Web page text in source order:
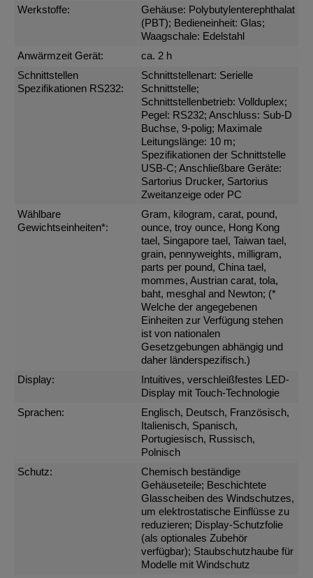
Werkstoffe:
Gehäuse: Polybutylenterephthalat
(PBT); Bedieneinheit: Glas;
Waagschale: Edelstahl
Anwärmzeit Gerät:
ca. 2 h
Schnittstellen
Spezifikationen RS232:
Schnittstellenart: Serielle
Schnittstelle;
Schnittstellenbetrieb: Vollduplex;
Pegel: RS232; Anschluss: Sub-D
Buchse, 9-polig; Maximale
Leitungslänge: 10 m;
Spezifikationen der Schnittstelle
USB-C; Anschließbare Geräte:
Sartorius Drucker, Sartorius
Zweitanzeige oder PC
Wählbare
Gewichtseinheiten*:
Gram, kilogram, carat, pound,
ounce, troy ounce, Hong Kong
tael, Singapore tael, Taiwan tael,
grain, pennyweights, milligram,
parts per pound, China tael,
mommes, Austrian carat, tola,
baht, mesghal and Newton; (*
Welche der angegebenen
Einheiten zur Verfügung stehen
ist von nationalen
Gesetzgebungen abhängig und
daher länderspezifisch.)
Display:
Intuitives, verschleißfestes LED-
Display mit Touch-Technologie
Sprachen:
Englisch, Deutsch, Französisch,
Italienisch, Spanisch,
Portugiesisch, Russisch,
Polnisch
Schutz:
Chemisch beständige
Gehäuseteile; Beschichtete
Glasscheiben des Windschutzes,
um elektrostatische Einflüsse zu
reduzieren; Display-Schutzfolie
(als optionales Zubehör
verfügbar); Staubschutzhaube für
Modelle mit Windschutz